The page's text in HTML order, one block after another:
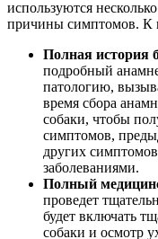
используются
причины симптомов. К
Полная история
подробный
патологию,
время сбора
собаки, чтобы
симптомов,
других
заболеваниями.
Полный
проведет
будет включать
собаки и осмотр